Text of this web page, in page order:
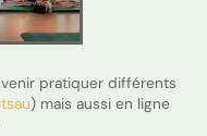
pratiquer différents
) mais aussi en ligne